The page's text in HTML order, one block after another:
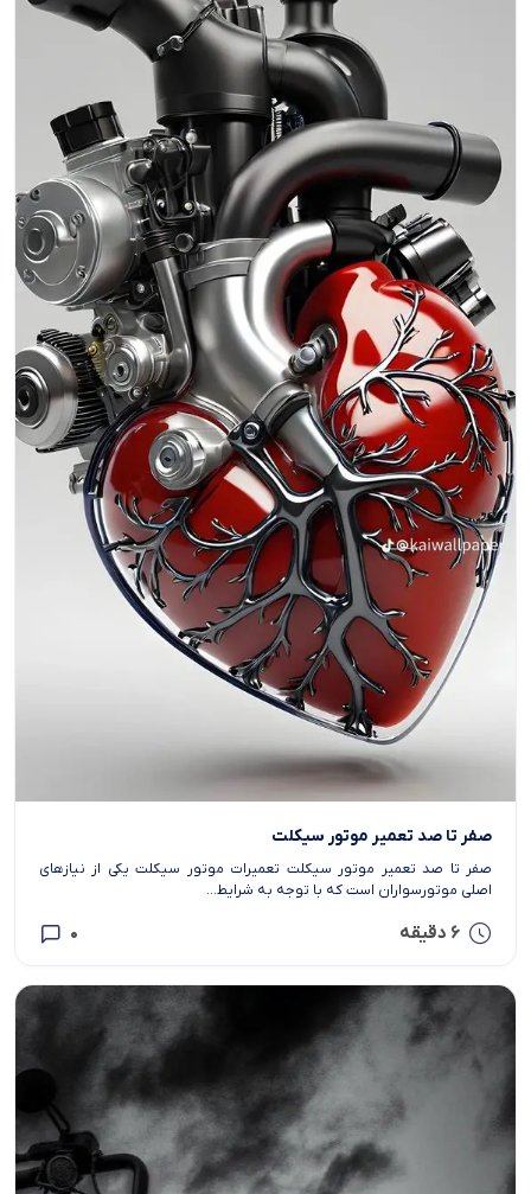
صفر تا صد تعمیر موتور سیکلت
صفر تا صد تعمیر موتور سیکلت تعمیرات موتور سیکلت یکی از نیازهای
اصلی موتورسواران است که با توجه به شرایط...
6 دقیقه 0